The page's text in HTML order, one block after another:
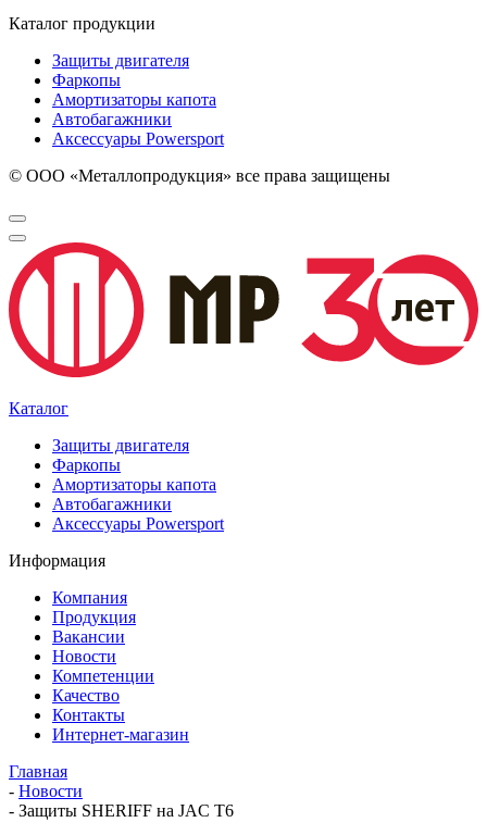
Каталог продукции
Защиты двигателя
Фаркопы
Амортизаторы капота
Автобагажники
Аксессуары Powersport
© ООО «Металлопродукция» все права защищены
Каталог
Защиты двигателя
Фаркопы
Амортизаторы капота
Автобагажники
Аксессуары Powersport
Информация
Компания
Продукция
Вакансии
Новости
Компетенции
Качество
Контакты
Интернет-магазин
Главная
- Новости
- Защиты SHERIFF на JAC T6